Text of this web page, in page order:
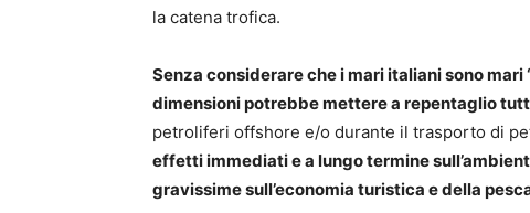
la catena trofica.
Senza considerare che i mari italiani sono
dimensioni potrebbe mettere a repentaglio
petroliferi offshore e/o durante il trasporto di
effetti immediati e a lungo termine
gravissime sull’economia turistica e della